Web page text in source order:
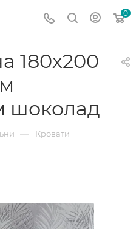
0
180х200
шоколад
— Кровати